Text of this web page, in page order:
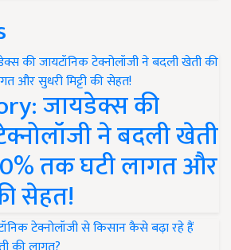
जायडेक्स की
ने बदली खेती
तक घटी लागत और
सेहत!